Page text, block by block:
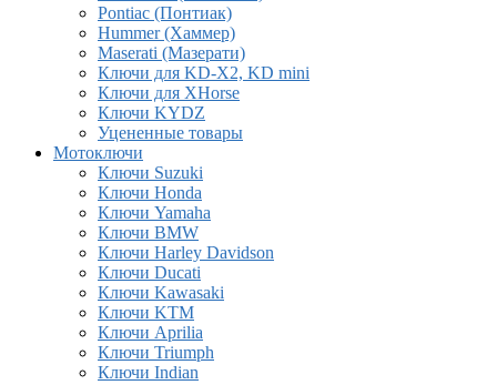
Pontiac (Понтиак)
Hummer (Хаммер)
Maserati (Мазерати)
Ключи для KD-X2, KD mini
Ключи для XHorse
Ключи KYDZ
Уцененные товары
Мотоключи
Ключи Suzuki
Ключи Honda
Ключи Yamaha
Ключи BMW
Ключи Harley Davidson
Ключи Ducati
Ключи Kawasaki
Ключи KTM
Ключи Aprilia
Ключи Triumph
Ключи Indian